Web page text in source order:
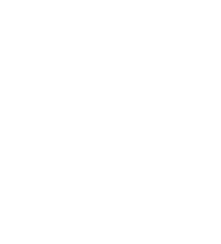
spora (medijacija).